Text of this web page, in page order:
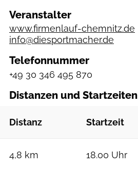
Veranstalter
www.firmenlauf-chemnitz.de
info@diesportmacher.de
Telefonnummer
+49 30 346 495 870
Distanzen und Startzeiten
Distanz Startzeit
4,8 km 18.00 Uhr